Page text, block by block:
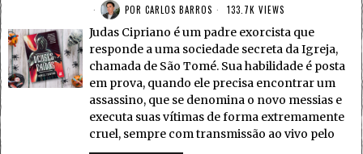
POR CARLOS BARROS 133.7K VIEWS
Judas Cipriano é um padre exorcista que
responde a uma sociedade secreta da Igreja,
chamada de São Tomé. Sua habilidade é posta
em prova, quando ele precisa encontrar um
assassino, que se denomina o novo messias e
executa suas vítimas de forma extremamente
cruel, sempre com transmissão ao vivo pelo